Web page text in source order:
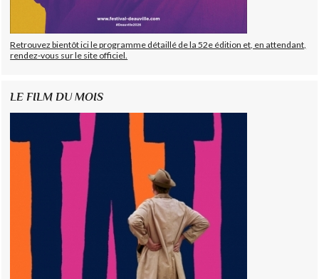
Retrouvez bientôt ici le programme détaillé de la 52e édition et, en attendant,
rendez-vous sur le site officiel.
LE FILM DU MOIS